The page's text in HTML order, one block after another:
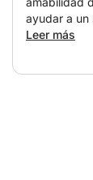
ayudar a un
barco era
Leer más